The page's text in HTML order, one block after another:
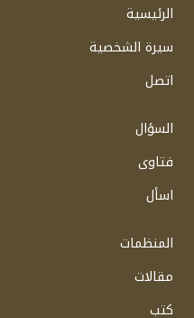
الرئيسية
سيرة الشخصية
اتصل
السؤال
فتاوى
اسأل
المنظمات
مقالات
كتب